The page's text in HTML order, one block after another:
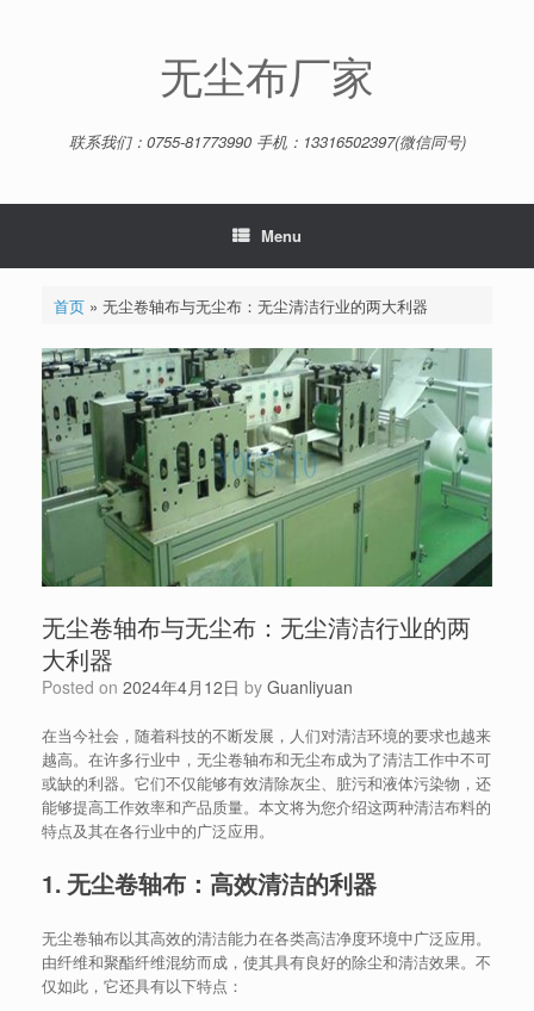
无尘布厂家
联系我们：0755-81773990 手机：13316502397(微信同号)
Menu
首页» 无尘卷轴布与无尘布：无尘清洁行业的两大利器
无尘卷轴布与无尘布：无尘清洁行业的两
大利器
Posted on 2024年4月12日 by Guanliyuan
在当今社会，随着科技的不断发展，人们对清洁环境的要求也越来
越高。在许多行业中，无尘卷轴布和无尘布成为了清洁工作中不可
或缺的利器。它们不仅能够有效清除灰尘、脏污和液体污染物，还
能够提高工作效率和产品质量。本文将为您介绍这两种清洁布料的
特点及其在各行业中的广泛应用。
1. 无尘卷轴布：高效清洁的利器
无尘卷轴布以其高效的清洁能力在各类高洁净度环境中广泛应用。
由纤维和聚酯纤维混纺而成，使其具有良好的除尘和清洁效果。不
仅如此，它还具有以下特点：